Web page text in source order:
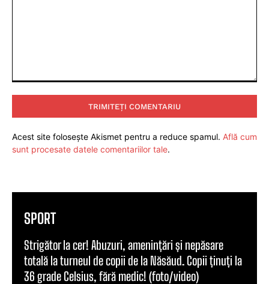
Acest site folosește Akismet pentru a reduce spamul. Află cum
sunt procesate datele comentariilor tale.
SPORT
Strigător la cer! Abuzuri, amenințări și nepăsare
totală la turneul de copii de la Năsăud. Copii ținuți la
36 grade Celsius, fără medic! (foto/video)